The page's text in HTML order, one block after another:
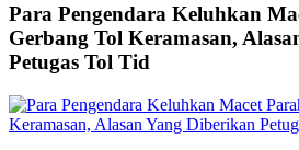
Para Pengendara Keluhkan
Gerbang Tol Keramasan,
Petugas Tol Tid